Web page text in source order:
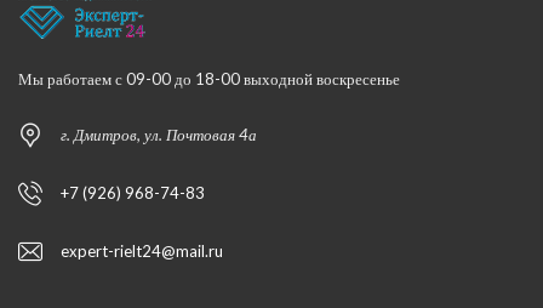
Мы работаем с 09-00 до 18-00 выходной воскресенье
г. Дмитров, ул. Почтовая 4а
+7 (926) 968-74-83
expert-rielt24@mail.ru